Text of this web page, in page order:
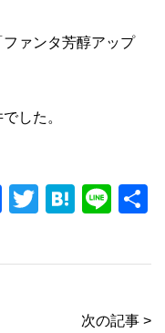
ァンタ芳醇アップ
した。
F
c
T
tt
H
e
a
Li
e
次の記事 >